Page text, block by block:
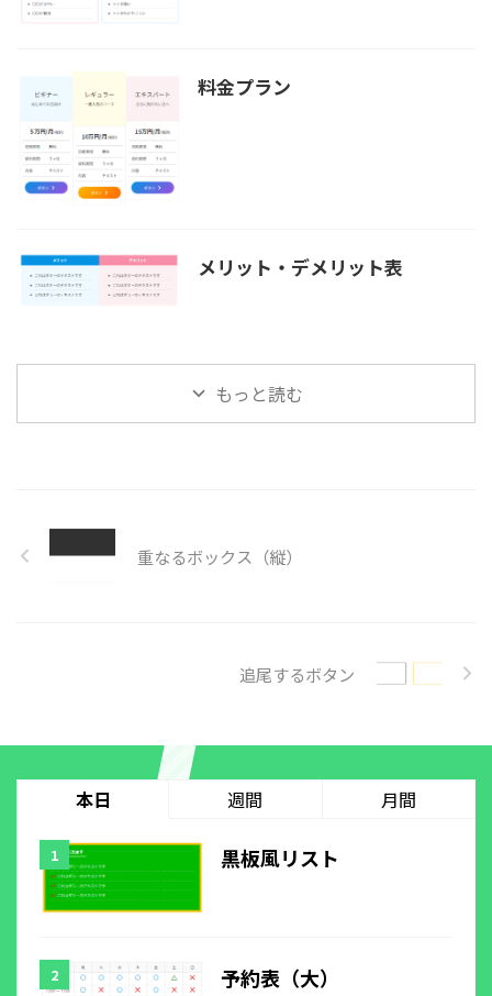
料金プラン
メリット・デメリット表
もっと読む
重なるボックス（縦）
追尾するボタン
本日 週間 月間
黒板風リスト
予約表（大）